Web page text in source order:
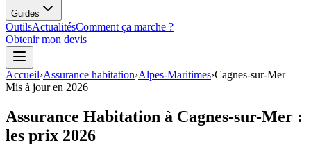
Guides
OutilsActualitésComment ça marche ?
Obtenir mon devis
Accueil›Assurance habitation›Alpes-Maritimes›Cagnes-sur-Mer
Mis à jour en 2026
Assurance Habitation à Cagnes-sur-Mer :
les prix 2026